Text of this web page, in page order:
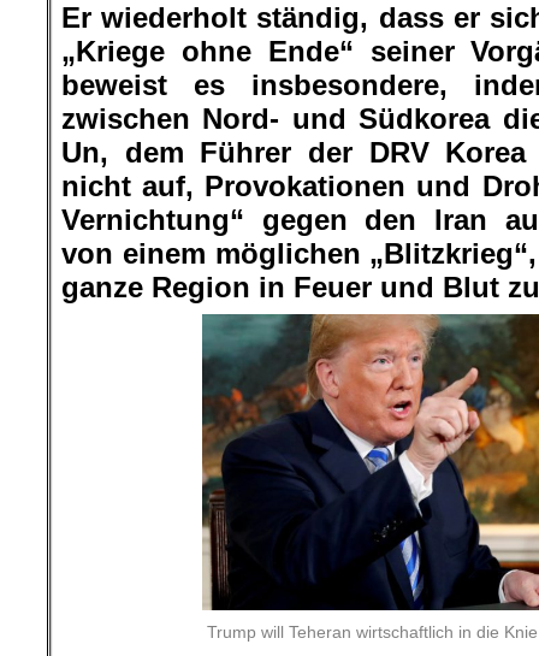
Er wiederholt ständig, dass er
„Kriege ohne Ende“ seiner
beweist es insbesondere,
zwischen Nord- und Südkorea
Un, dem Führer der DRV
nicht auf, Provokationen und
Vernichtung“ gegen den Iran
von einem möglichen
ganze Region in Feuer und Blut
Trump will Teheran wirtschaftlich in die